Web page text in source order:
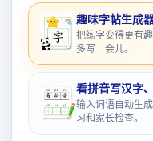
趣味字帖生成
把练字变得更有
多写一会儿。
看拼音写汉字
输入词语自动生
习和家长检查。